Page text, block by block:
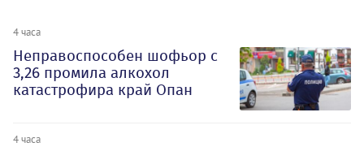
4 часа
Неправоспособен шофьор с
3,26 промила алкохол
катастрофира край Опан
4 часа